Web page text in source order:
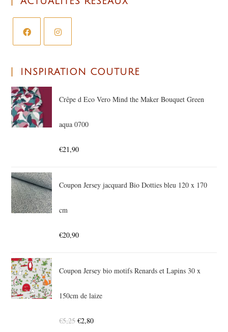
INSPIRATION COUTURE
Crêpe d Eco Vero Mind the Maker Bouquet Green
aqua 0700
€21,90
Coupon Jersey jacquard Bio Dotties bleu 120 x 170
cm
€20,90
Coupon Jersey bio motifs Renards et Lapins 30 x
150cm de laize
€5,25 €2,80